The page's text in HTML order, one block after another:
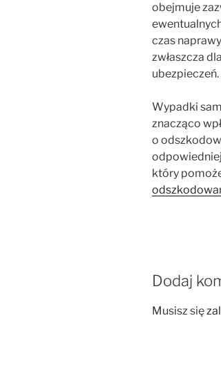
obejmuje
czas
zwłaszcza
ubezpieczeń.
Wypadki
znacząco
o
który
Dodaj
Musisz się